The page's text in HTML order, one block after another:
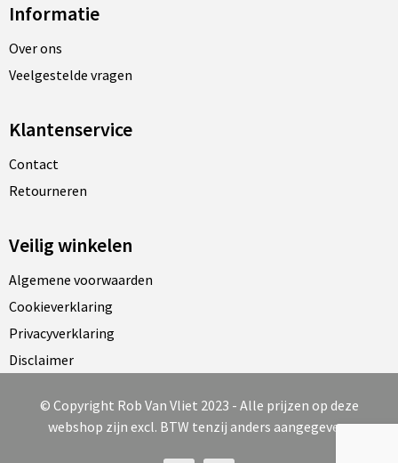
Informatie
Over ons
Veelgestelde vragen
Klantenservice
Contact
Retourneren
Veilig winkelen
Algemene voorwaarden
Cookieverklaring
Privacyverklaring
Disclaimer
© Copyright Rob Van Vliet 2023 - Alle prijzen op deze
webshop zijn excl. BTW tenzij anders aangegeven.